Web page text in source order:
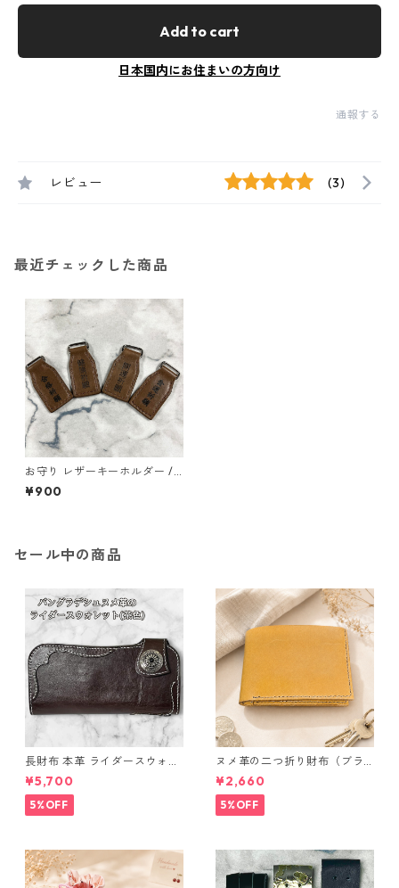
Add to cart
日本国内にお住まいの方向け
通報する
レビュー (3)
最近チェックした商品
お守り レザーキーホルダー /
文字入れ無料 / オーダーメイ
ド可
¥900
セール中の商品
長財布 本革 ライダースウォレ
ット 国産 ヌメ革 ブラウン バ
ングラデシュ l175 レザー 革財
布 ハンドメイド 経年変化
¥5,700
5%OFF
ヌメ革の二つ折り財布（ブラ
ウン系）
¥2,660
5%OFF